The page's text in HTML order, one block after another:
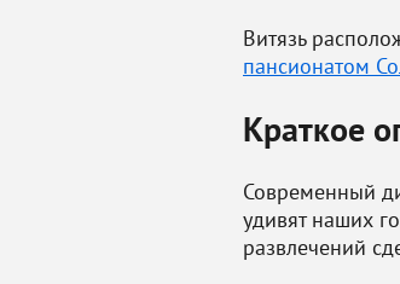
Витязь
пансионатом
Краткое
Современный
удивят наших
развлечений